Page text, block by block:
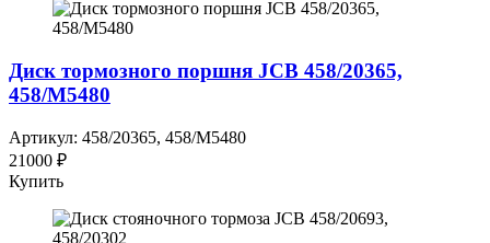
Диск тормозного поршня JCB 458/20365,
458/M5480
Артикул: 458/20365, 458/M5480
21000 ₽
Купить